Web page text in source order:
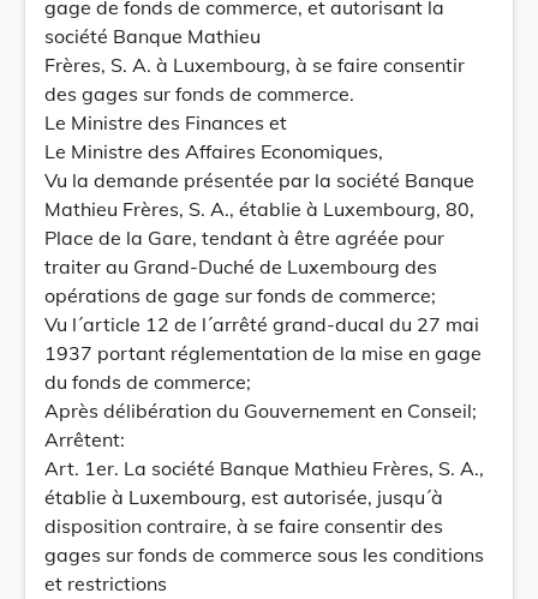
gage de fonds de commerce, et autorisant la
société Banque Mathieu
Frères, S. A. à Luxembourg, à se faire consentir
des gages sur fonds de commerce.
Le Ministre des Finances et
Le Ministre des Affaires Economiques,
Vu la demande présentée par la société Banque
Mathieu Frères, S. A., établie à Luxembourg, 80,
Place de la Gare, tendant à être agréée pour
traiter au Grand-Duché de Luxembourg des
opérations de gage sur fonds de commerce;
Vu l´article 12 de l´arrêté grand-ducal du 27 mai
1937 portant réglementation de la mise en gage
du fonds de commerce;
Après délibération du Gouvernement en Conseil;
Arrêtent:
Art. 1er. La société Banque Mathieu Frères, S. A.,
établie à Luxembourg, est autorisée, jusqu´à
disposition contraire, à se faire consentir des
gages sur fonds de commerce sous les conditions
et restrictions